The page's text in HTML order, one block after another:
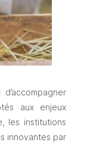
aux enjeux
les institutions
innovantes par